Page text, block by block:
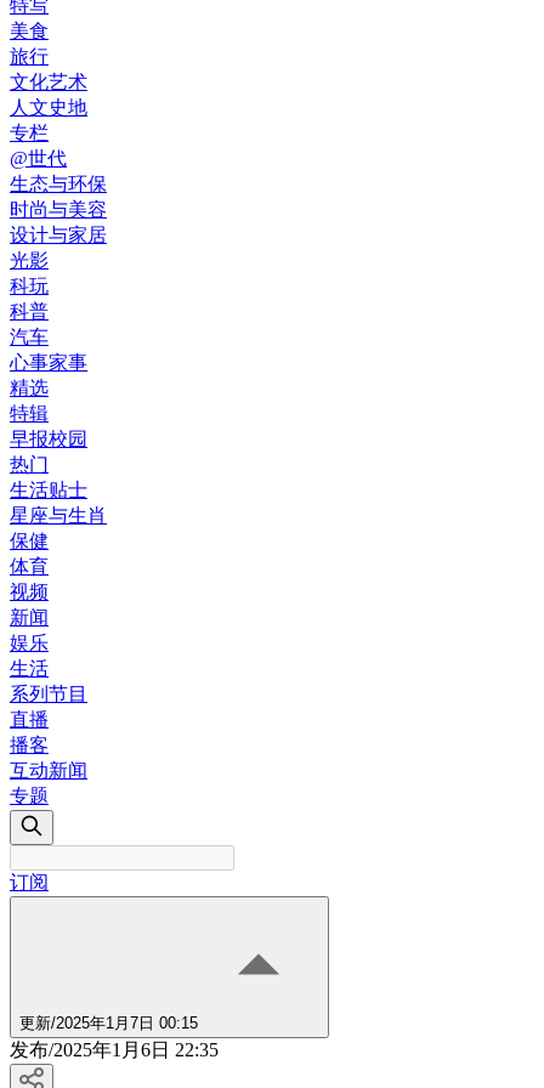
特写
美食
旅行
文化艺术
人文史地
专栏
@世代
生态与环保
时尚与美容
设计与家居
光影
科玩
科普
汽车
心事家事
精选
特辑
早报校园
热门
生活贴士
星座与生肖
保健
体育
视频
新闻
娱乐
生活
系列节目
直播
播客
互动新闻
专题
订阅
更新/2025年1月7日 00:15
发布/2025年1月6日 22:35